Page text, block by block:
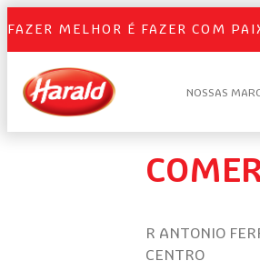
FAZER MELHOR É FAZER COM
NOSSAS
R ANTONIO
CENTRO